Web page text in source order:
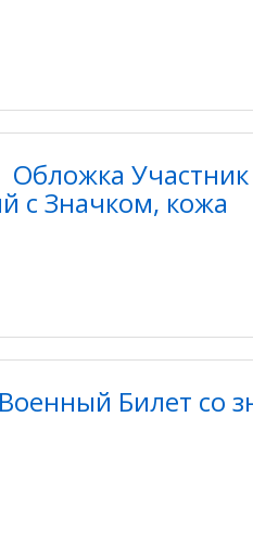
Обложка
с Значком, кожа
Билет со